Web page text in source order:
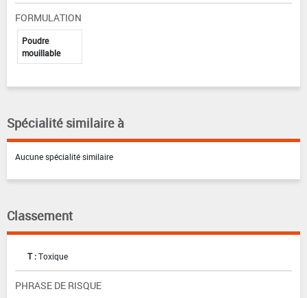
FORMULATION
Poudre
mouillable
Spécialité similaire à
Aucune spécialité similaire
Classement
T :Toxique
PHRASE DE RISQUE